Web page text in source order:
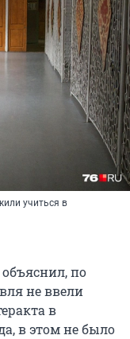
учиться в
по
не ввели
в
в этом не было